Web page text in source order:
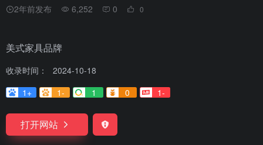
2年前发布 6,252 0 0
美式家具品牌
收录时间：
2024-10-18
1+
1- 1 0 1-
打开网站